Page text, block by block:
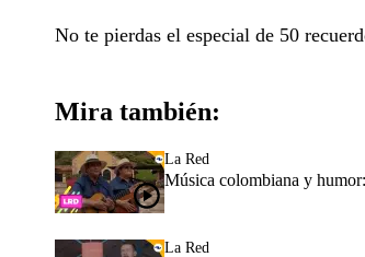
No te pierdas el especial de 50
Mira también:
La Red
Música colombiana y
La Red